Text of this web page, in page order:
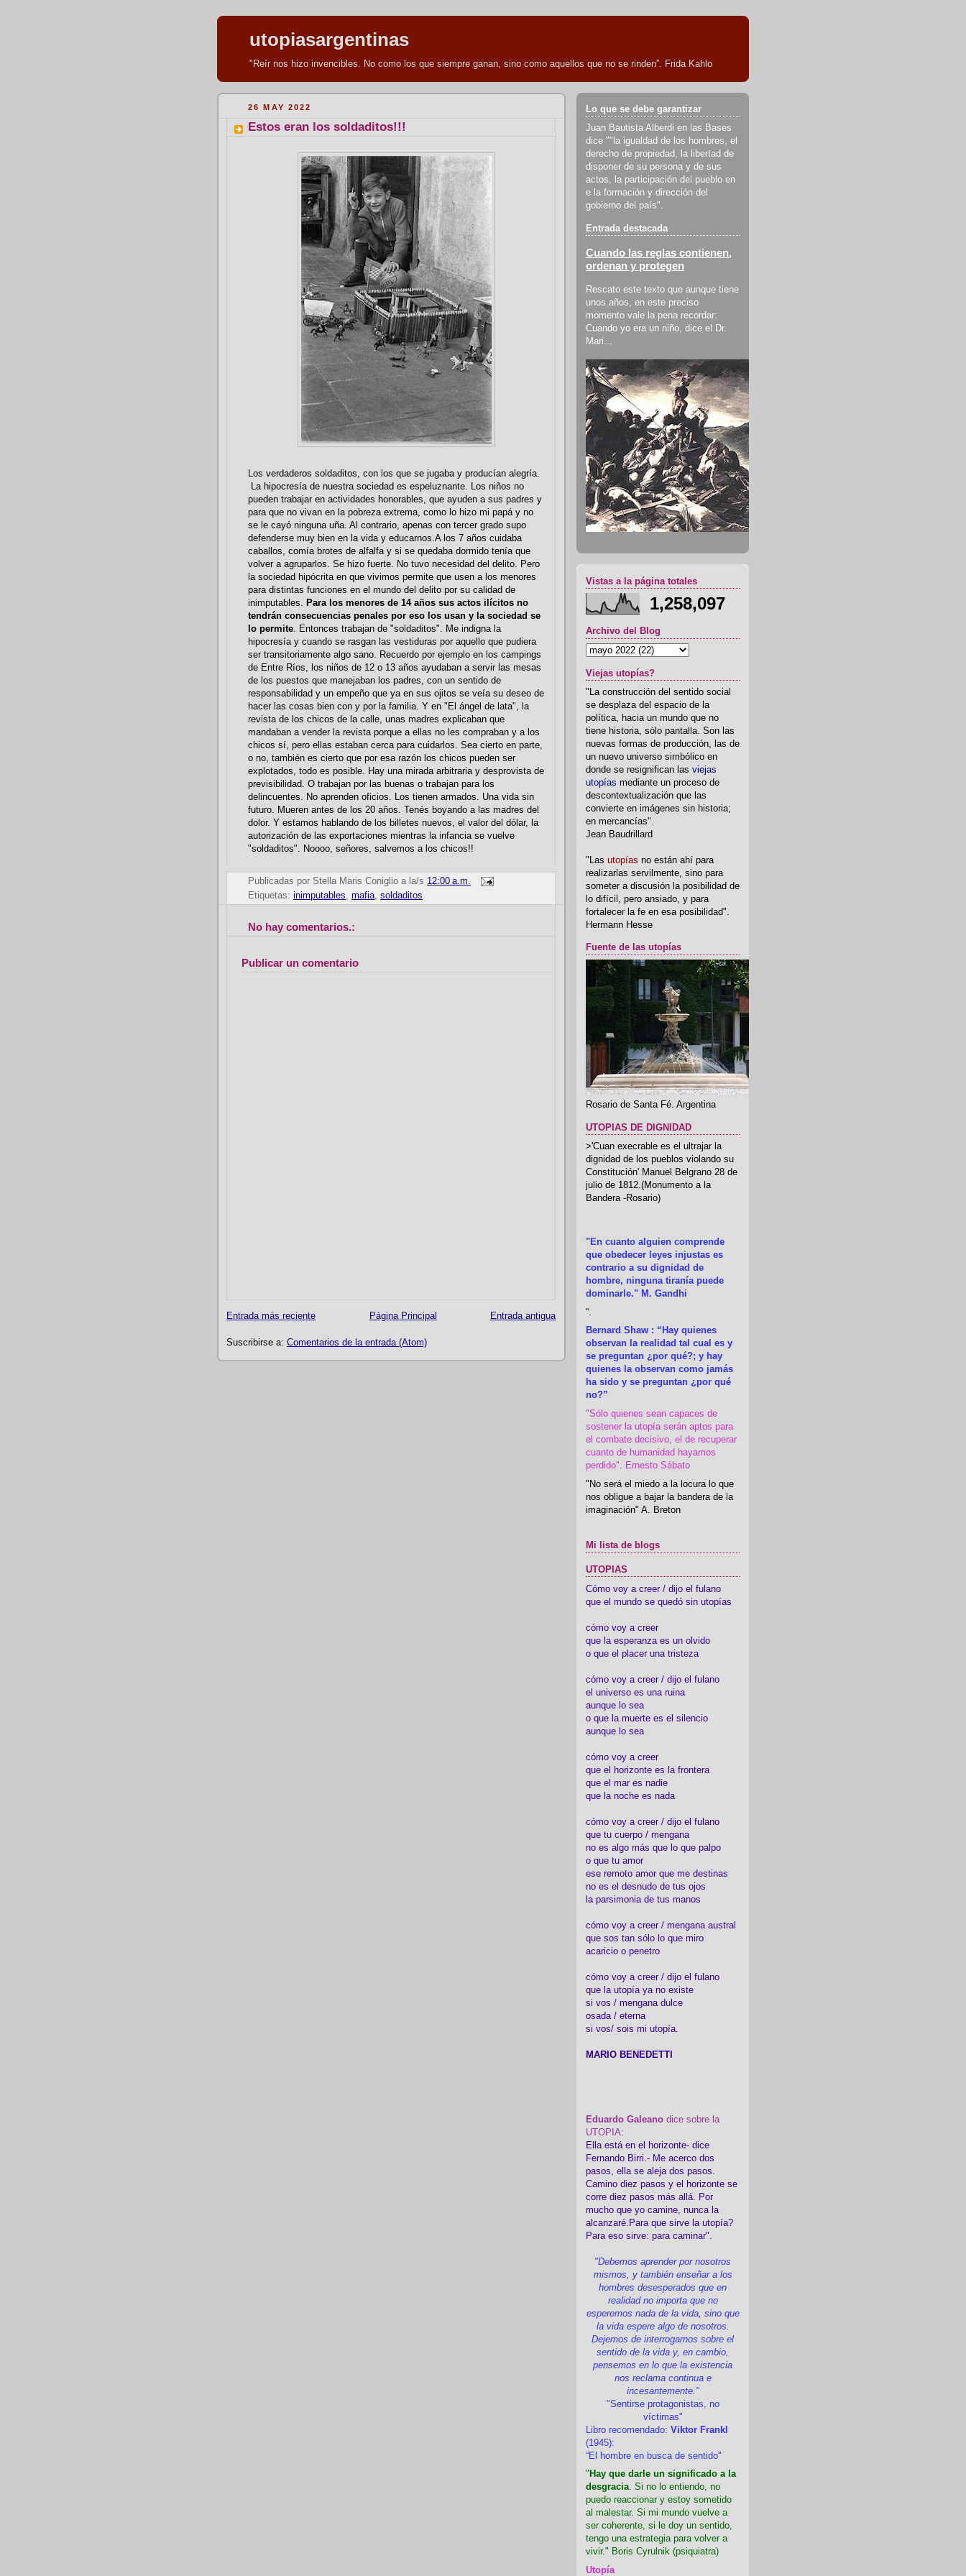
utopiasargentinas
"Reír nos hizo invencibles. No como los que siempre ganan, sino como aquellos que no se rinden”. Frida Kahlo
26 MAY 2022
Estos eran los soldaditos!!!
Los verdaderos soldaditos, con los que se jugaba y producían alegría.
La hipocresía de nuestra sociedad es espeluznante. Los niños no
pueden trabajar en actividades honorables, que ayuden a sus padres y
para que no vivan en la pobreza extrema, como lo hizo mi papá y no
se le cayó ninguna uña. Al contrario, apenas con tercer grado supo
defenderse muy bien en la vida y educarnos.A los 7 años cuidaba
caballos, comía brotes de alfalfa y si se quedaba dormido tenía que
volver a agruparlos. Se hizo fuerte. No tuvo necesidad del delito. Pero
la sociedad hipócrita en que vivimos permite que usen a los menores
para distintas funciones en el mundo del delito por su calidad de
inimputables. Para los menores de 14 años sus actos ilícitos no
tendrán consecuencias penales por eso los usan y la sociedad se
lo permite. Entonces trabajan de "soldaditos". Me indigna la
hipocresía y cuando se rasgan las vestiduras por aquello que pudiera
ser transitoriamente algo sano. Recuerdo por ejemplo en los campings
de Entre Ríos, los niños de 12 o 13 años ayudaban a servir las mesas
de los puestos que manejaban los padres, con un sentido de
responsabilidad y un empeño que ya en sus ojitos se veía su deseo de
hacer las cosas bien con y por la familia. Y en "El ángel de lata", la
revista de los chicos de la calle, unas madres explicaban que
mandaban a vender la revista porque a ellas no les compraban y a los
chicos sí, pero ellas estaban cerca para cuidarlos. Sea cierto en parte,
o no, también es cierto que por esa razón los chicos pueden ser
explotados, todo es posible. Hay una mirada arbitraria y desprovista de
previsibilidad. O trabajan por las buenas o trabajan para los
delincuentes. No aprenden oficios. Los tienen armados. Una vida sin
futuro. Mueren antes de los 20 años. Tenés boyando a las madres del
dolor. Y estamos hablando de los billetes nuevos, el valor del dólar, la
autorización de las exportaciones mientras la infancia se vuelve
"soldaditos". Noooo, señores, salvemos a los chicos!!
Publicadas por Stella Maris Coniglio a la/s 12:00 a.m.
Etiquetas: inimputables, mafia, soldaditos
No hay comentarios.:
Publicar un comentario
Entrada más reciente Entrada antigua
Página Principal
Suscribirse a: Comentarios de la entrada (Atom)
Lo que se debe garantizar
Juan Bautista Alberdi en las Bases
dice ""la igualdad de los hombres, el
derecho de propiedad, la libertad de
disponer de su persona y de sus
actos, la participación del pueblo en
e la formación y dirección del
gobierno del país".
Entrada destacada
Cuando las reglas contienen,
ordenan y protegen
Rescato este texto que aunque tiene
unos años, en este preciso
momento vale la pena recordar:
Cuando yo era un niño, dice el Dr.
Mari...
Vistas a la página totales
1,258,097
Archivo del Blog
Viejas utopías?
"La construcción del sentido social
se desplaza del espacio de la
política, hacia un mundo que no
tiene historia, sólo pantalla. Son las
nuevas formas de producción, las de
un nuevo universo simbólico en
donde se resignifican las viejas
utopías mediante un proceso de
descontextualización que las
convierte en imágenes sin historia;
en mercancías".
Jean Baudrillard
"Las utopías no están ahí para
realizarlas servilmente, sino para
someter a discusión la posibilidad de
lo difícil, pero ansiado, y para
fortalecer la fe en esa posibilidad".
Hermann Hesse
Fuente de las utopías
Rosario de Santa Fé. Argentina
UTOPIAS DE DIGNIDAD
>'Cuan execrable es el ultrajar la
dignidad de los pueblos violando su
Constitución' Manuel Belgrano 28 de
julio de 1812.(Monumento a la
Bandera -Rosario)
"En cuanto alguien comprende
que obedecer leyes injustas es
contrario a su dignidad de
hombre, ninguna tiranía puede
dominarle." M. Gandhi
“.
Bernard Shaw : “Hay quienes
observan la realidad tal cual es y
se preguntan ¿por qué?; y hay
quienes la observan como jamás
ha sido y se preguntan ¿por qué
no?”
"Sólo quienes sean capaces de
sostener la utopía serán aptos para
el combate decisivo, el de recuperar
cuanto de humanidad hayamos
perdido". Ernesto Sábato
"No será el miedo a la locura lo que
nos obligue a bajar la bandera de la
imaginación" A. Breton
Mi lista de blogs
UTOPIAS
Cómo voy a creer / dijo el fulano
que el mundo se quedó sin utopías
cómo voy a creer
que la esperanza es un olvido
o que el placer una tristeza
cómo voy a creer / dijo el fulano
el universo es una ruina
aunque lo sea
o que la muerte es el silencio
aunque lo sea
cómo voy a creer
que el horizonte es la frontera
que el mar es nadie
que la noche es nada
cómo voy a creer / dijo el fulano
que tu cuerpo / mengana
no es algo más que lo que palpo
o que tu amor
ese remoto amor que me destinas
no es el desnudo de tus ojos
la parsimonia de tus manos
cómo voy a creer / mengana austral
que sos tan sólo lo que miro
acaricio o penetro
cómo voy a creer / dijo el fulano
que la utopía ya no existe
si vos / mengana dulce
osada / eterna
si vos/ sois mi utopía.
MARIO BENEDETTI
Eduardo Galeano dice sobre la
UTOPIA:
Ella está en el horizonte- dice
Fernando Birri.- Me acerco dos
pasos, ella se aleja dos pasos.
Camino diez pasos y el horizonte se
corre diez pasos más allá. Por
mucho que yo camine, nunca la
alcanzaré.Para que sirve la utopía?
Para eso sirve: para caminar".
"Debemos aprender por nosotros
mismos, y también enseñar a los
hombres desesperados que en
realidad no importa que no
esperemos nada de la vida, sino que
la vida espere algo de nosotros.
Dejemos de interrogarnos sobre el
sentido de la vida y, en cambio,
pensemos en lo que la existencia
nos reclama continua e
incesantemente."
"Sentirse protagonistas, no
víctimas"
Libro recomendado: Viktor Frankl
(1945):
“El hombre en busca de sentido”
" Hay que darle un significado a la
desgracia. Si no lo entiendo, no
puedo reaccionar y estoy sometido
al malestar. Si mi mundo vuelve a
ser coherente, si le doy un sentido,
tengo una estrategia para volver a
vivir." Boris Cyrulnik (psiquiatra)
Utopía